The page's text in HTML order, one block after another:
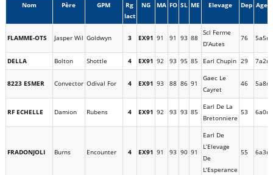
Nom Père GPM
Rg
lact
NG MA FO SL ME Elevage Dep Age
FLAMME-OTS Jasper Wil Goldwyn 3 EX91 91 91 93 88
Scl Ferme
D’Autes
76 5a5m
DELLA Bolton Shottle 4 EX91 92 93 95 85 Earl Chupin 29 7a2m
8223 ESMER Convector Odival For 4 EX91 93 88 86 91
Gaec Le
Cayret
46 5a8m
RF ECHELLE Damion Rubens 4 EX91 92 93 93 85
Earl De La
Bretonniere
53 6a0m
FRADONJOLI Burns Encounter 4 EX91 91 93 90 91
Earl De
L’Elevage
De
L’Esperance
55 6a3m